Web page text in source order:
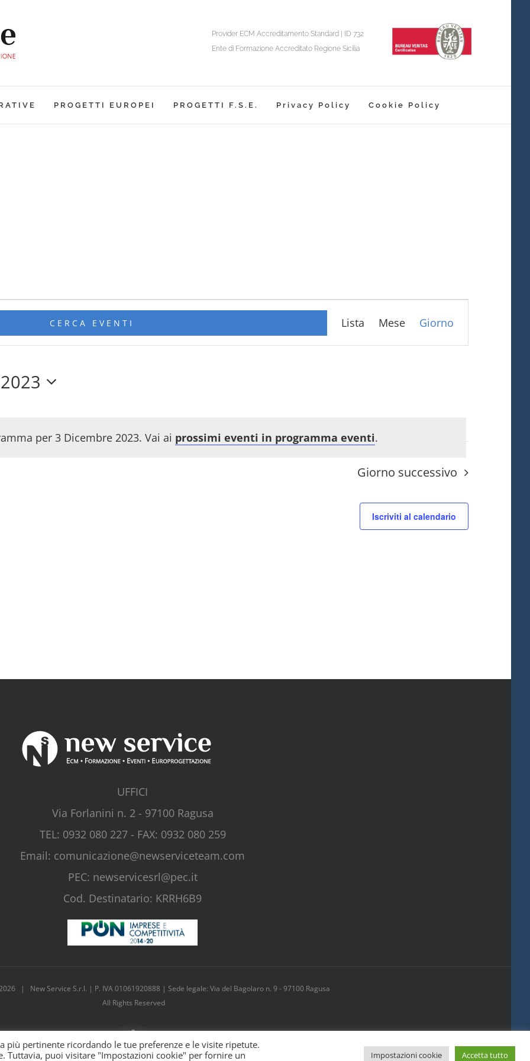
Provider ECM Accreditamento Standard | ID 732
Ente di Formazione Accreditato Regione Sicilia
PROGETTI EUROPEI PROGETTI F.S.E. Privacy Policy Cookie Policy
per 3 Dicembre 2023. Vai ai prossimi eventi in programma eventi.
CERCA EVENTI Lista Mese Giorno
Giorno successivo
Iscriviti al calendario
UFFICI
Via Forlanini n. 2 - 97100 Ragusa
TEL: 0932 080 227 - FAX: 0932 080 259
Email: comunicazione@newserviceteam.com
PEC: newservicesrl@pec.it
Cod. Destinatario: KRRH6B9
| New Service S.r.l. | P. IVA 01061920888 | Sede legale: Via del Bagolaro n. 9 - 97100 Ragusa
All Rights Reserved
Facebook
pertinente ricordando le tue preferenze e le visite ripetute.
Tuttavia, puoi visitare "Impostazioni cookie" per fornire un
Impostazioni cookie Accetta tutto